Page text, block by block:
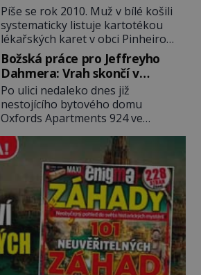
Mona Lisa je jen v restaurátorské
dílně nebo u fotografa. Když se
ukáže pravda, propukne jeden z
největších honů na zloděje v […]
vědí!
Píše se rok 2010. Muž v bílé košili
systematicky listuje kartotékou
lékařských karet v obci Pinheiro
ležící asi 20 kilometrů od farmy s
podivínským majitelem. Něco tu
nesedí. Ledaže… Ledaže by ta
mladá dívka z farmy byla ne
manželkou, ale dcerou – a všechny
ty děti byly zplozené v incestu. Na
sociálním odboru jednoho z […]
Božská práce pro Jeffreyho
Dahmera: Vrah skončí v
tratolišti krve ve vězeňských
umývárnách
Po ulici nedaleko dnes již
nestojícího bytového domu
Oxfords Apartments 924 ve
potácí zcela zmatený 14letý
Konerak Sinthasomphone. Když ho
zastaví policejní hlídka, ochable jí
nadiktuje adresu „jeho kamaráda“.
Strážníci ho dopraví zpět do
udaného bytu. Oním „kamarádem“
je ovšem jeden z nejslavnějších
vrahů, Jeffrey Dahmer (1960–1994).
Je 27. května 1991. […]